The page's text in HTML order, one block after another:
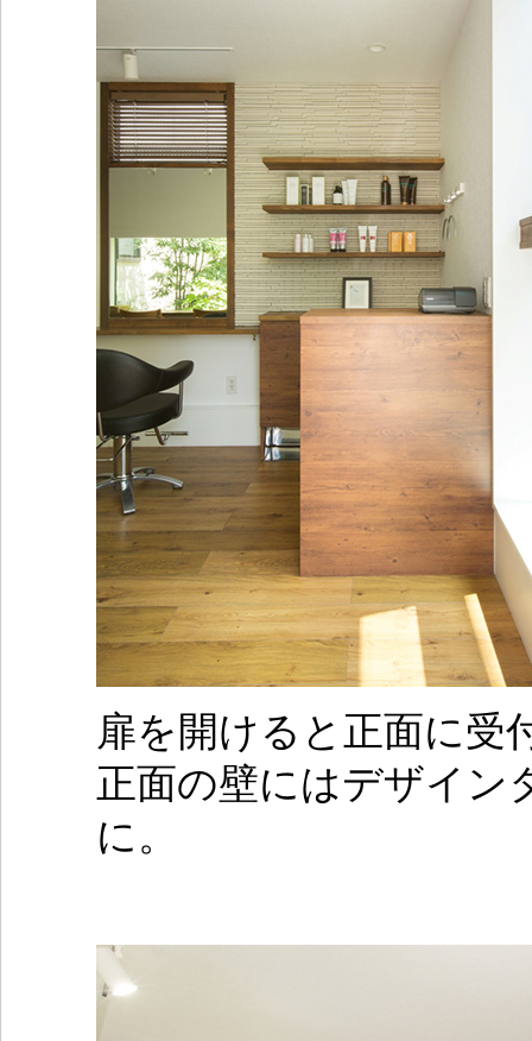
扉を開けると正面に受
正面の壁にはデザイン
に。